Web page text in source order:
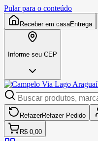
Pular para o conteúdo
Receber em casaEntrega
Informe seu CEP
RefazerRefazer Pedido
R$ 0,00